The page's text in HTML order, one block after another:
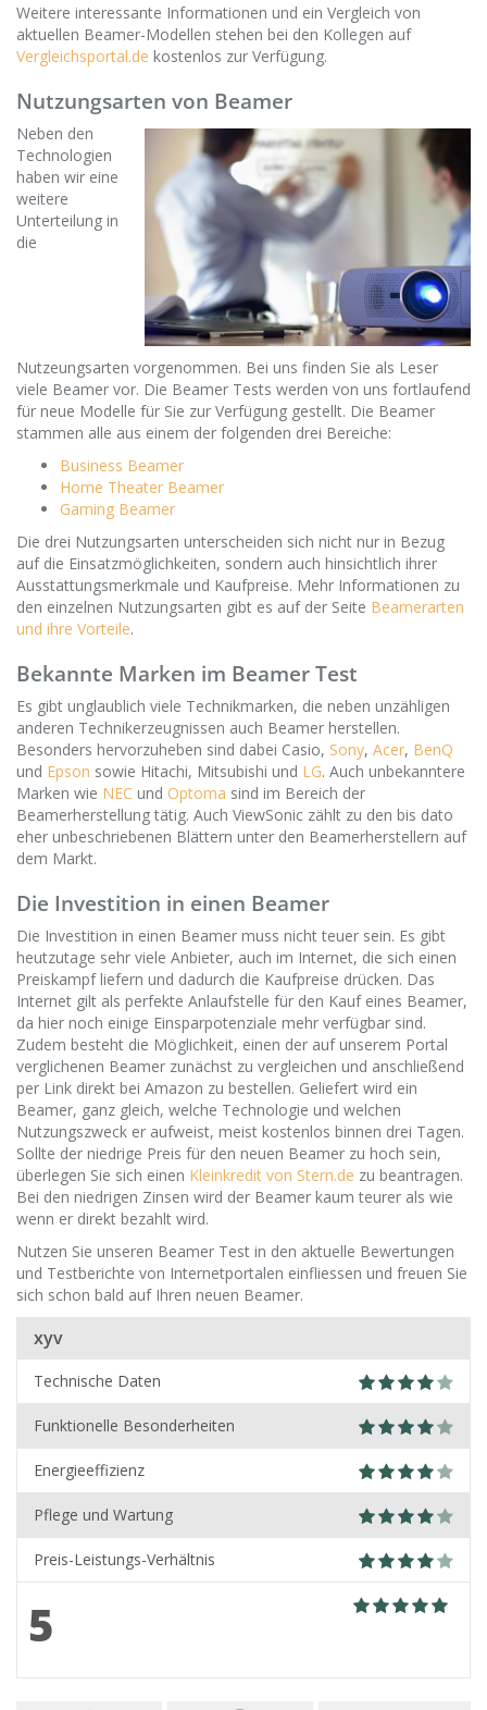
Weitere interessante Informationen und ein Vergleich von
aktuellen Beamer-Modellen stehen bei den Kollegen auf
Vergleichsportal.de kostenlos zur Verfügung.
Nutzungsarten von Beamer
Neben den
Technologien
haben wir eine
weitere
Unterteilung in
die
Nutzeungsarten vorgenommen. Bei uns finden Sie als Leser
viele Beamer vor. Die Beamer Tests werden von uns fortlaufend
für neue Modelle für Sie zur Verfügung gestellt. Die Beamer
stammen alle aus einem der folgenden drei Bereiche:
Business Beamer
Home Theater Beamer
Gaming Beamer
Die drei Nutzungsarten unterscheiden sich nicht nur in Bezug
auf die Einsatzmöglichkeiten, sondern auch hinsichtlich ihrer
Ausstattungsmerkmale und Kaufpreise. Mehr Informationen zu
den einzelnen Nutzungsarten gibt es auf der Seite Beamerarten
und ihre Vorteile.
Bekannte Marken im Beamer Test
Es gibt unglaublich viele Technikmarken, die neben unzähligen
anderen Technikerzeugnissen auch Beamer herstellen.
Besonders hervorzuheben sind dabei Casio, Sony, Acer, BenQ
und Epson sowie Hitachi, Mitsubishi und LG. Auch unbekanntere
Marken wie NEC und Optoma sind im Bereich der
Beamerherstellung tätig. Auch ViewSonic zählt zu den bis dato
eher unbeschriebenen Blättern unter den Beamerherstellern auf
dem Markt.
Die Investition in einen Beamer
Die Investition in einen Beamer muss nicht teuer sein. Es gibt
heutzutage sehr viele Anbieter, auch im Internet, die sich einen
Preiskampf liefern und dadurch die Kaufpreise drücken. Das
Internet gilt als perfekte Anlaufstelle für den Kauf eines Beamer,
da hier noch einige Einsparpotenziale mehr verfügbar sind.
Zudem besteht die Möglichkeit, einen der auf unserem Portal
verglichenen Beamer zunächst zu vergleichen und anschließend
per Link direkt bei Amazon zu bestellen. Geliefert wird ein
Beamer, ganz gleich, welche Technologie und welchen
Nutzungszweck er aufweist, meist kostenlos binnen drei Tagen.
Sollte der niedrige Preis für den neuen Beamer zu hoch sein,
überlegen Sie sich einen Kleinkredit von Stern.de zu beantragen.
Bei den niedrigen Zinsen wird der Beamer kaum teurer als wie
wenn er direkt bezahlt wird.
Nutzen Sie unseren Beamer Test in den aktuelle Bewertungen
und Testberichte von Internetportalen einfliessen und freuen Sie
sich schon bald auf Ihren neuen Beamer.
xyv
Technische Daten
Funktionelle Besonderheiten
Energieeffizienz
Pflege und Wartung
Preis-Leistungs-Verhältnis
5